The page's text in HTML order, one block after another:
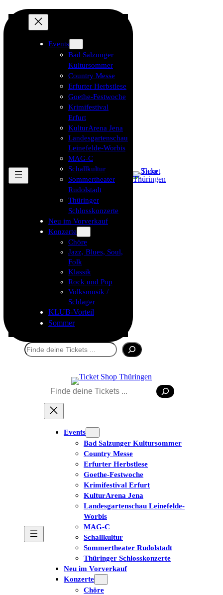
Events
Bad Salzunger
Kultursommer
Country Messe
Erfurter Herbstlese
Goethe-Festwoche
Krimifestival
Erfurt
KulturArena Jena
Landesgartenschau
Leinefelde-Worbis
MAG-C
Schallkultur
Sommertheater
Rudolstadt
Thüringer
Schlosskonzerte
Neu im Vorverkauf
Konzerte
Chöre
Jazz, Blues, Soul,
Folk
Klassik
Rock und Pop
Volksmusik /
Schlager
KLUB-Vorteil
Sommer
Suchen
Suchen
Events
Bad Salzunger Kultursommer
Country Messe
Erfurter Herbstlese
Goethe-Festwoche
Krimifestival Erfurt
KulturArena Jena
Landesgartenschau Leinefelde-
Worbis
MAG-C
Schallkultur
Sommertheater Rudolstadt
Thüringer Schlosskonzerte
Neu im Vorverkauf
Konzerte
Chöre